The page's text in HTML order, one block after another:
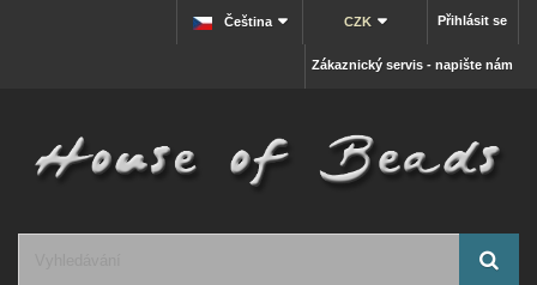
Přihlásit se
CZK
Čeština
Zákaznický servis - napište nám